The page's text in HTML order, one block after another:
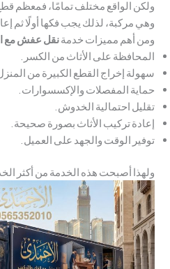
ولكن الواقع مختلف تمامًا، فمعظم قطع
وهي مركبة، لذلك يجب فكها أولًا ثم
ومن أهم مميزات خدمةنقل عفش مع
المحافظة على الأثاث من الكسر.
سهولة إخراج القطع الكبيرة من
حماية المفصلات والإكسسوارات.
تقليل احتمالية الخدوش.
إعادة تركيب الأثاث بصورة صحيحة.
توفير الوقت والجهد على العميل.
ولهذا أصبحت هذه الخدمة من أكثر